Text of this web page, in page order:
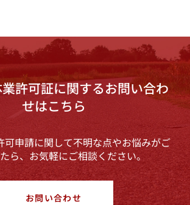
許可証に関するお問い合わ
せはこちら
可申請に関して不明な点やお悩みがご
ら、お気軽にご相談ください。
お問い合わせ